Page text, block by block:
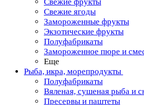
Свежие ягоды
Замороженные фрукты
Экзотические фрукты
Полуфабрикаты
Замороженное пюре и
Еще
Рыба, икра, морепродукты
Полуфабрикаты
Вяленая, сушеная рыба и
Пресервы и паштеты